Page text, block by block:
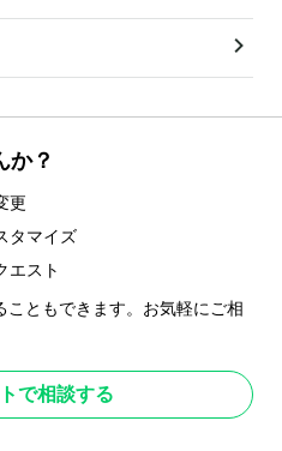
か？
更
タマイズ
エスト
ともできます。お気軽にご相
で相談する